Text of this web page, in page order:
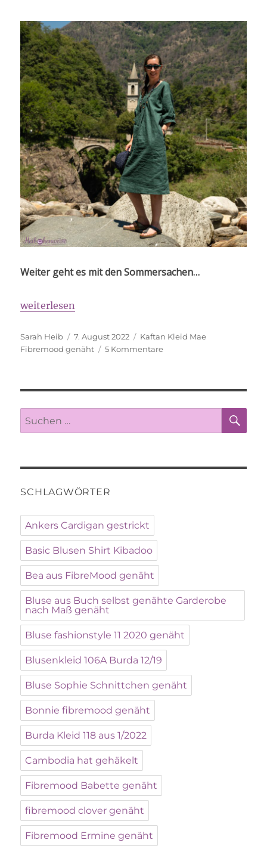
Weiter geht es mit den Sommersachen…
„Mae Kaftan“
weiterlesen
Autor
Sarah Heib
Veröffentlicht
am
7. August 2022 Schlagwörter
Kaftan Kleid Mae
Fibremood genäht
5 Kommentarezu
Suche
nach:
SCHLAGWÖRTER
Ankers Cardigan gestrickt
Basic Blusen Shirt Kibadoo
Bea aus FibreMood genäht
Bluse aus Buch selbst genähte Garderobe
nach Maß genäht
Bluse fashionstyle 11 2020 genäht
Blusenkleid 106A Burda 12/19
Bluse Sophie Schnittchen genäht
Bonnie fibremood genäht
Burda Kleid 118 aus 1/2022
Cambodia hat gehäkelt
Fibremood Babette genäht
fibremood clover genäht
Fibremood Ermine genäht